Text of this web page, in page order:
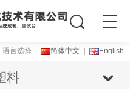
语言选择： 简体中文 English
料